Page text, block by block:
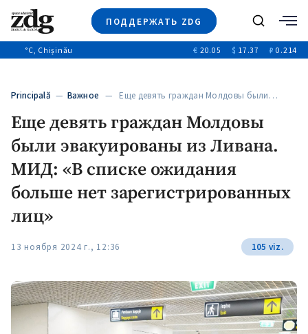
ПОДДЕРЖАТЬ ZDG
Новости
Расследования
Общество
+312
Поиск
°C, Chișinău € 20.05 $ 17.37 ₽ 0.214
Principală — Важное — Еще девять граждан Молдовы были…
Еще девять граждан Молдовы
были эвакуированы из Ливана.
МИД: «В списке ожидания
больше нет зарегистрированных
лиц»
13 ноября 2024 г., 12:36 105 viz.